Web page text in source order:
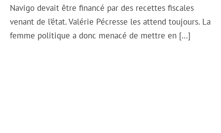
Navigo devait être financé par des recettes fiscales
venant de l’état. Valérie Pécresse les attend toujours. La
femme politique a donc menacé de mettre en […]